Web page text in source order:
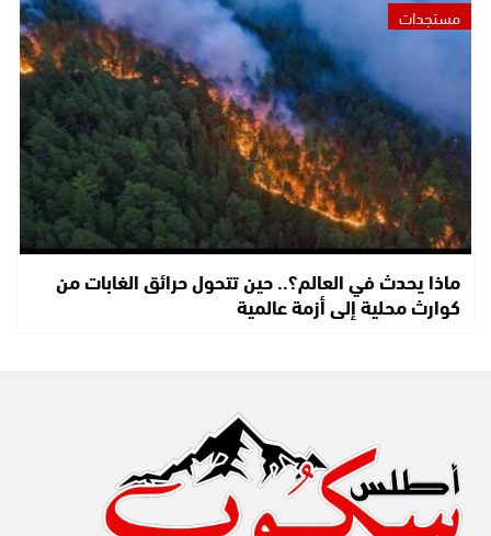
مستجدات
ماذا يحدث في العالم؟.. حين تتحول حرائق الغابات من
كوارث محلية إلى أزمة عالمية